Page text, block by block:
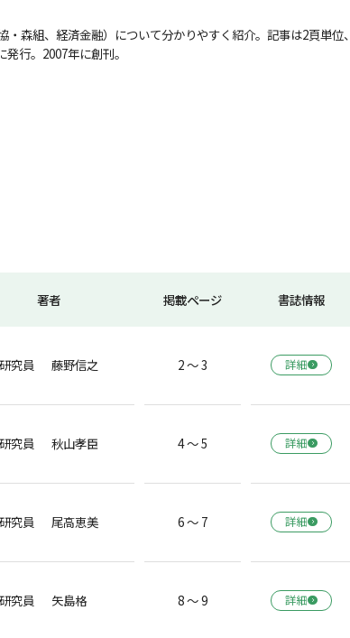
森組、経済金融）について分かりやすく紹介。記事は2頁単位、
行。2007年に創刊。
著者 掲載ページ 書誌情報
究員 藤野信之 2 ～ 3 詳細
究員 秋山孝臣 4 ～ 5 詳細
究員 尾高恵美 6 ～ 7 詳細
究員 矢島格 8 ～ 9 詳細